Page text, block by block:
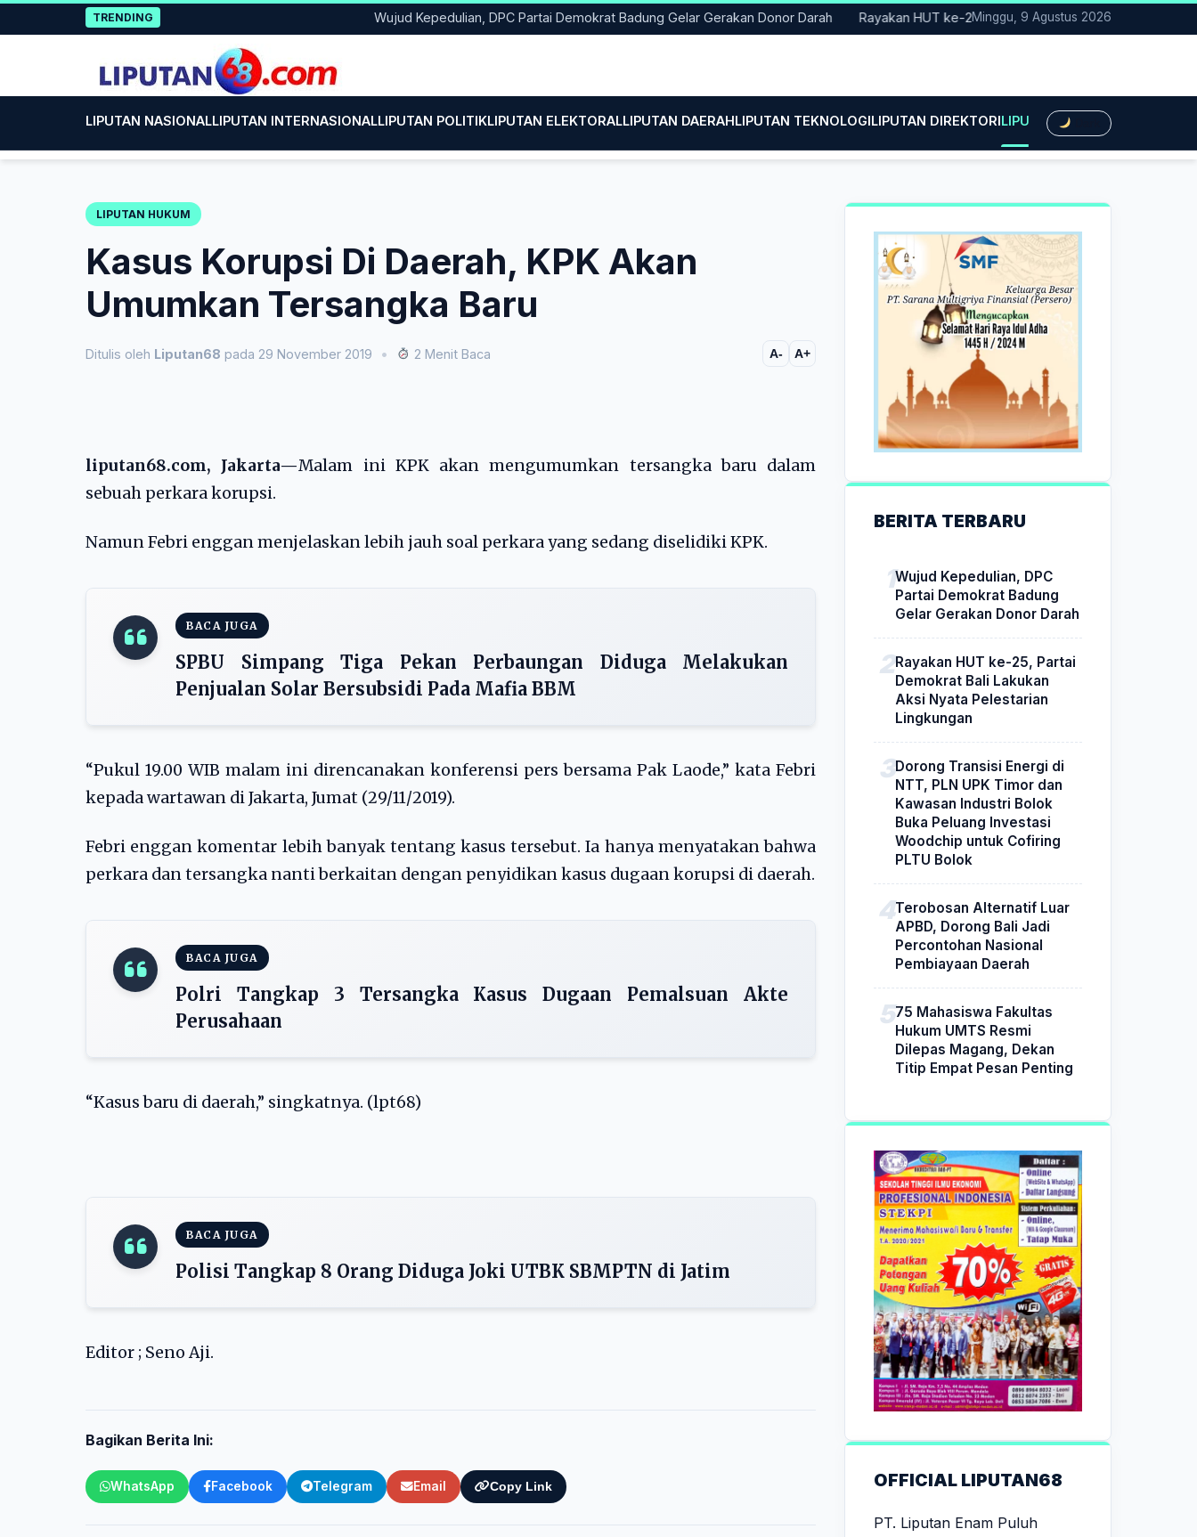
to
TRENDING Wujud Kepedulian, DPC Partai Demokrat Badung Gelar Gerakan Donor Darah Rayakan HUT ke-25, Partai Demokrat Bali Lakukan Aksi
Minggu, 9 Agustus 2026
LIPUTAN NASIONALLIPUTAN INTERNASIONALLIPUTAN POLITIKLIPUTAN ELEKTORALLIPUTAN DAERAHLIPUTAN TEKNOLOGILIPUTAN DIREKTORILIPUTAN HUKUMLIPUTAN
LIPUTAN HUKUM
Kasus Korupsi Di Daerah, KPK Akan
Umumkan Tersangka Baru
Ditulis oleh Liputan68 pada 29 November 2019 • 2 Menit Baca A- A+
liputan68.com, Jakarta—Malam ini KPK akan mengumumkan tersangka baru dalam
sebuah perkara korupsi.
Namun Febri enggan menjelaskan lebih jauh soal perkara yang sedang diselidiki KPK.
BACA JUGA
SPBU Simpang Tiga Pekan Perbaungan Diduga Melakukan
Penjualan Solar Bersubsidi Pada Mafia BBM
“Pukul 19.00 WIB malam ini direncanakan konferensi pers bersama Pak Laode,” kata Febri
kepada wartawan di Jakarta, Jumat (29/11/2019).
Febri enggan komentar lebih banyak tentang kasus tersebut. Ia hanya menyatakan bahwa
perkara dan tersangka nanti berkaitan dengan penyidikan kasus dugaan korupsi di daerah.
BACA JUGA
Polri Tangkap 3 Tersangka Kasus Dugaan Pemalsuan Akte
Perusahaan
“Kasus baru di daerah,” singkatnya. (lpt68)
BACA JUGA
Polisi Tangkap 8 Orang Diduga Joki UTBK SBMPTN di Jatim
Editor ; Seno Aji.
Bagikan Berita Ini:
WhatsApp Facebook Telegram Email Copy Link
BERITA TERBARU
Wujud Kepedulian, DPC
Partai Demokrat Badung
Gelar Gerakan Donor Darah
Rayakan HUT ke-25, Partai
Demokrat Bali Lakukan
Aksi Nyata Pelestarian
Lingkungan
Dorong Transisi Energi di
NTT, PLN UPK Timor dan
Kawasan Industri Bolok
Buka Peluang Investasi
Woodchip untuk Cofiring
PLTU Bolok
Terobosan Alternatif Luar
APBD, Dorong Bali Jadi
Percontohan Nasional
Pembiayaan Daerah
75 Mahasiswa Fakultas
Hukum UMTS Resmi
Dilepas Magang, Dekan
Titip Empat Pesan Penting
OFFICIAL LIPUTAN68
PT. Liputan Enam Puluh